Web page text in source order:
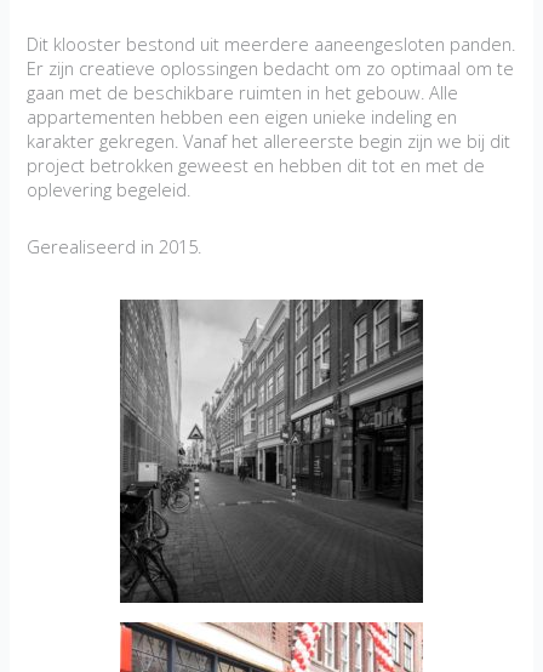
Dit klooster bestond uit meerdere aaneengesloten panden.
Er zijn creatieve oplossingen bedacht om zo optimaal om te
gaan met de beschikbare ruimten in het gebouw. Alle
appartementen hebben een eigen unieke indeling en
karakter gekregen. Vanaf het allereerste begin zijn we bij dit
project betrokken geweest en hebben dit tot en met de
oplevering begeleid.
Gerealiseerd in 2015.